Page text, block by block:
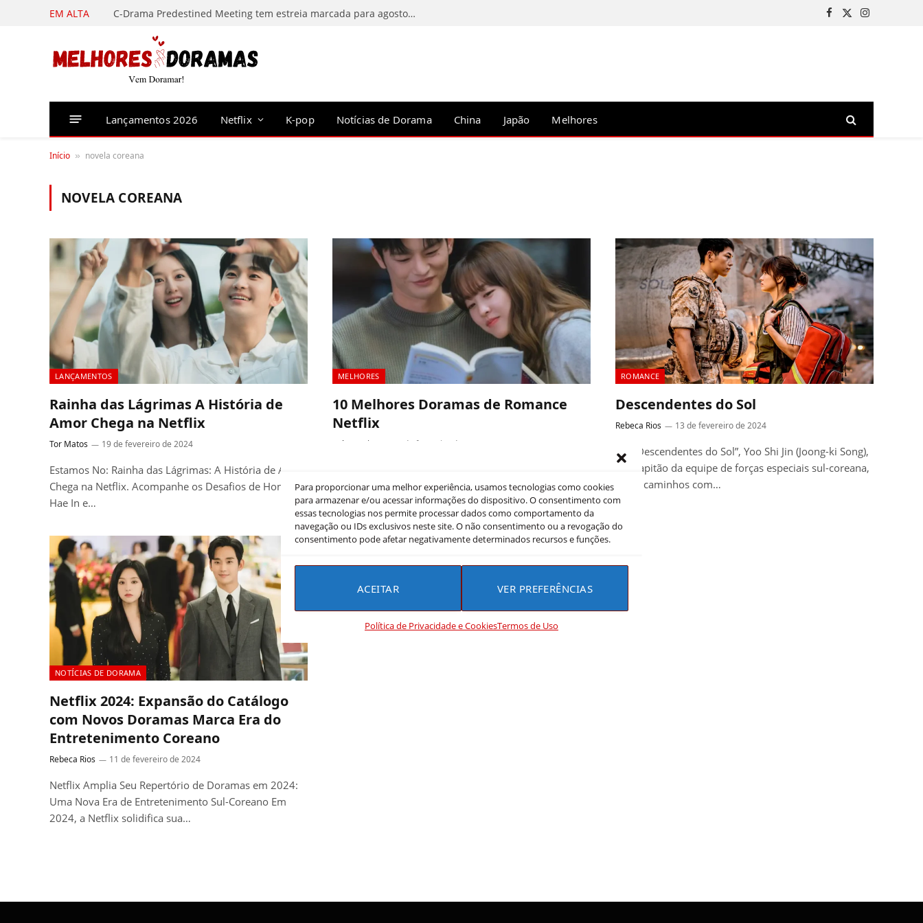
Para proporcionar uma melhor experiência, usamos tecnologias como cookies
para armazenar e/ou acessar informações do dispositivo. O consentimento com
essas tecnologias nos permite processar dados como comportamento da
navegação ou IDs exclusivos neste site. O não consentimento ou a revogação do
consentimento pode afetar negativamente determinados recursos e funções.
ACEITAR VER PREFERÊNCIAS
Política de Privacidade e CookiesTermos de Uso
EM ALTA C-Drama Predestined Meeting tem estreia marcada para agosto de 2026 Facebook
X
Instagram
Lançamentos 2026 Netflix K-pop Notícias de Dorama China Japão Melhores
Início » novela coreana
NOVELA COREANA
LANÇAMENTOS
Rainha das Lágrimas A História de
Amor Chega na Netflix
Tor Matos 19 de fevereiro de 2024
Estamos No: Rainha das Lágrimas: A História de Amor
Chega na Netflix. Acompanhe os Desafios de Hong
Hae In e…
MELHORES
10 Melhores Doramas de Romance
Netflix
Rebeca Rios 14 de fevereiro de 2024
doramas de romance mais envolventes disponíveis na
Netflix 1. Pousando no Amor Uma…
ROMANCE
Descendentes do Sol
Rebeca Rios 13 de fevereiro de 2024
Em “Descendentes do Sol”, Yoo Shi Jin (Joong-ki Song),
um capitão da equipe de forças especiais sul-coreana,
cruza caminhos com…
NOTÍCIAS DE DORAMA
Netflix 2024: Expansão do Catálogo
com Novos Doramas Marca Era do
Entretenimento Coreano
Rebeca Rios 11 de fevereiro de 2024
Netflix Amplia Seu Repertório de Doramas em 2024:
Uma Nova Era de Entretenimento Sul-Coreano Em
2024, a Netflix solidifica sua…